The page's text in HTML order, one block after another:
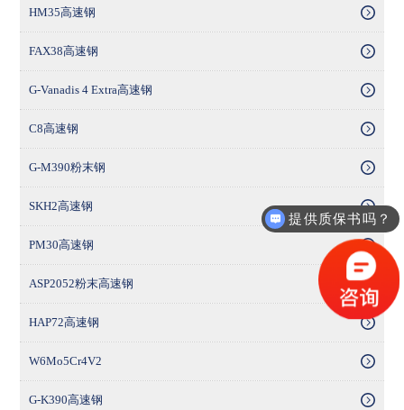
HM35高速钢
FAX38高速钢
G-Vanadis 4 Extra高速钢
C8高速钢
G-M390粉末钢
SKH2高速钢
PM30高速钢
ASP2052粉末高速钢
HAP72高速钢
W6Mo5Cr4V2
G-K390高速钢
提供质保书吗？